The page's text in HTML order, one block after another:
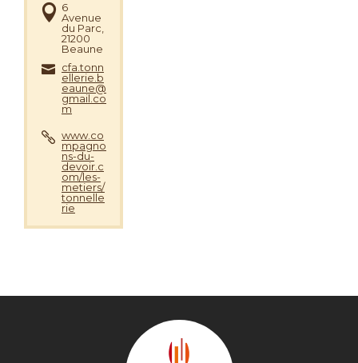
6
Avenue
du Parc,
21200
Beaune
cfa.tonn
ellerie.b
eaune@
gmail.co
m
www.co
mpagno
ns-du-
devoir.c
om/les-
metiers/
tonnelle
rie